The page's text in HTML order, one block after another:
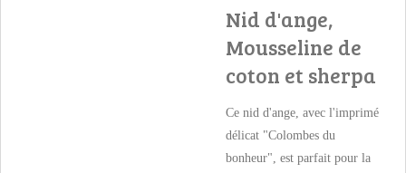
Nid d'ange,
Mousseline de
coton et sherpa
Ce nid d'ange, avec l'imprimé
délicat "Colombes du
bonheur", est parfait pour la